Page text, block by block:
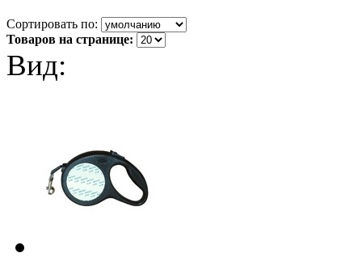
Сортировать по:
Товаров на странице:
Вид: